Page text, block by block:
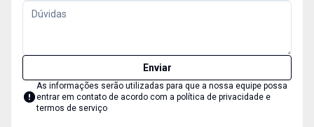
Enviar
As informações serão utilizadas para que a nossa equipe possa
entrar em contato de acordo com a política de privacidade e
termos de serviço